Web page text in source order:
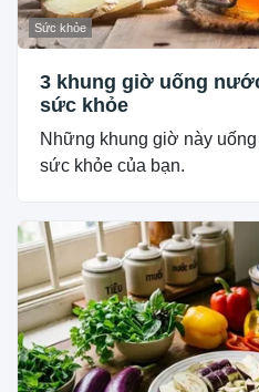
Sức khỏe
3 khung giờ uống
sức khỏe
Những khung giờ này
sức khỏe của bạn.